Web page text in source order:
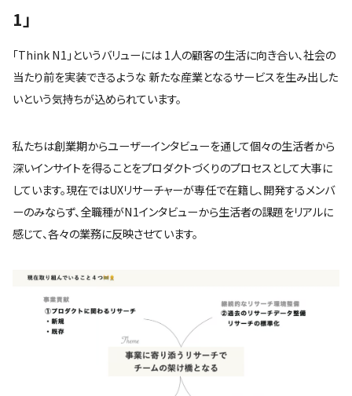
1」
「Think N1」というバリューには 1人の顧客の生活に向き合い、社会の
当たり前を実装できるような 新たな産業となるサービスを生み出した
いという気持ちが込められています。
私たちは創業期からユーザーインタビューを通して個々の生活者から
深いインサイトを得ることをプロダクトづくりのプロセスとして大事に
しています。現在ではUXリサーチャーが専任で在籍し、開発するメンバ
ーのみならず、全職種がN1インタビューから生活者の課題をリアルに
感じて、各々の業務に反映させています。